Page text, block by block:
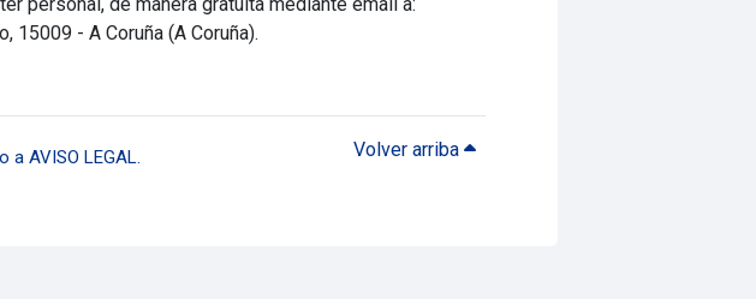
15009 - A Coruña (A Coruña).
AVISO LEGAL. Volver arriba